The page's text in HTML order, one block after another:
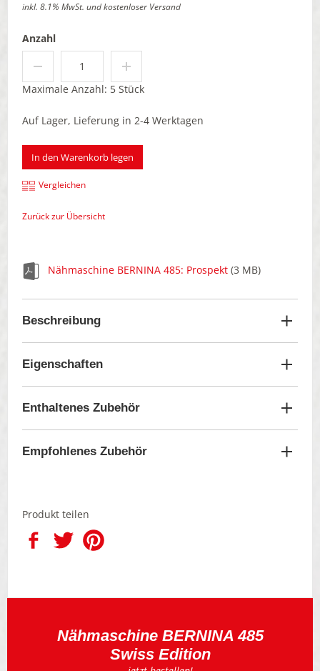
inkl. 8.1% MwSt. und kostenloser Versand
Anzahl
Maximale Anzahl: 5 Stück
Auf Lager, Lieferung in 2-4 Werktagen
In den Warenkorb legen
Vergleichen
Zurück zur Übersicht
Nähmaschine BERNINA 485: Prospekt (3 MB)
Beschreibung
Eigenschaften
Enthaltenes Zubehör
Empfohlenes Zubehör
Produkt teilen
Nähmaschine BERNINA 485
Swiss Edition